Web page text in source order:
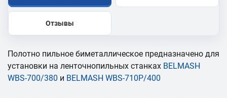
Отзывы
Полотно пильное биметаллическое предназначено для
установки на ленточнопильных станках BELMASH
WBS-700/380 и BELMASH WBS-710P/400